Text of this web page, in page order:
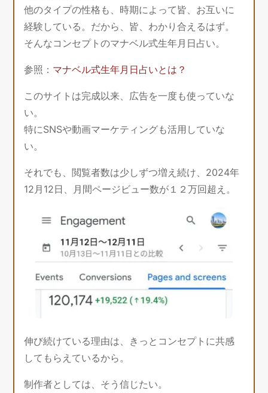
他のタイプの性格も、時期によって皆、お互いに
経験している。だから、皆、わかり合えるはず。
そんなコンセプトのマナベル式生年月日占い。
参照： マナベル式生年月日占いとは？
このサイトは完成以来、広告を一度も使っていな
い。
特にSNSや動画マーケティングも活用していな
い。
それでも、閲覧者数は少しずつ増え続け、2024年
12月12日、月間ページビュー数が１２万回超え。
伸び続けている理由は、きっとコンセプトに共感
してもらえているから。
制作者としては、そう信じたい。